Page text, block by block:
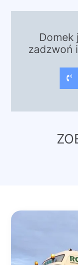
Domek
zadzwoń